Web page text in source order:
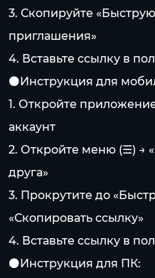
3. Скопируйте
приглашения»
4. Вставьте ссылку в
⚫️Инструкция для
1. Откройте
аккаунт
2. Откройте меню (☰) →
друга»
3. Прокрутите до
«Скопировать ссылку»
4. Вставьте ссылку в
⚫️Инструкция для ПК: